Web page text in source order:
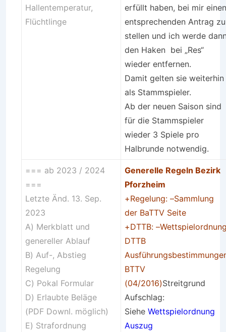
Hallentemperatur,
Flüchtlinge
erfüllt haben, bei mir einen
entsprechenden Antrag zu
stellen und ich werde
den Haken bei „Res“
wieder entfernen.
Damit gelten sie weiterhin
als Stammspieler.
Ab der neuen Saison sind
für die Stammspieler
wieder 3 Spiele pro
Halbrunde notwendig.
=== ab 2023 / 2024
===
Letzte Änd. 13. Sep.
2023
A) Merkblatt und
genereller Ablauf
B) Auf-, Abstieg
Regelung
C) Pokal Formular
D) Erlaubte Beläge
(PDF Downl. möglich)
E) Strafordnung
Generelle Regeln Bezirk
Pforzheim
+Regelung: –Sammlung
der BaTTV Seite
+DTTB: –
DTTB
BTTV
(04/2016)Streitgrund
Aufschlag:
Siehe Wettspielordnung
Auszug